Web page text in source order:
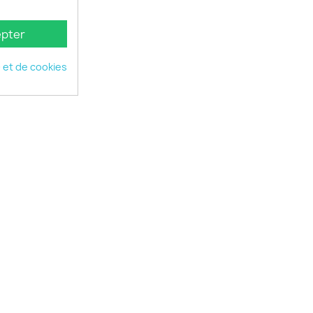
de cookies